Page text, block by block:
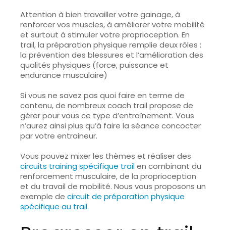
Attention à bien travailler votre gainage, à
renforcer vos muscles, à améliorer votre mobilité
et surtout à stimuler votre proprioception. En
trail, la préparation physique remplie deux rôles :
la prévention des blessures et l’amélioration des
qualités physiques (force, puissance et
endurance musculaire)
Si vous ne savez pas quoi faire en terme de
contenu, de nombreux coach trail propose de
gérer pour vous ce type d’entraînement. Vous
n’aurez ainsi plus qu’à faire la séance concocter
par votre entraineur.
Vous pouvez mixer les thèmes et réaliser des
circuits training spécifique trailen combinant du
renforcement musculaire, de la proprioception
et du travail de mobilité. Nous vous proposons un
exemple de circuit de préparation physique
spécifique au trail.